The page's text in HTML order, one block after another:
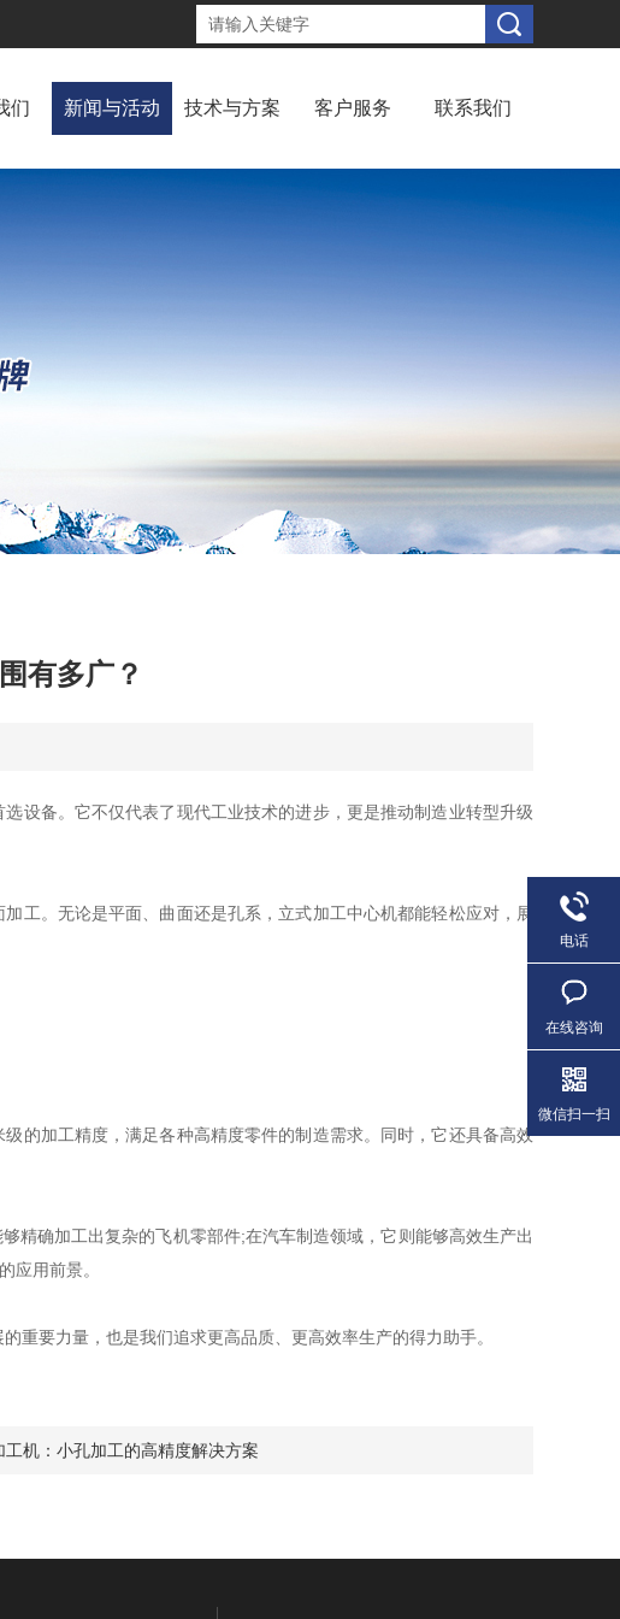
们 新闻与活动 技术与方案 客户服务 联系我们
有多广？
备。它不仅代表了现代工业技术的进步，更是推动制造业转型升级
。无论是平面、曲面还是孔系，立式加工中心机都能轻松应对，展
加工精度，满足各种高精度零件的制造需求。同时，它还具备高效
确加工出复杂的飞机零部件;在汽车制造领域，它则能够高效生产出
应用前景。
要力量，也是我们追求更高品质、更高效率生产的得力助手。
工机：小孔加工的高精度解决方案
电话
在线咨询
微信扫一扫